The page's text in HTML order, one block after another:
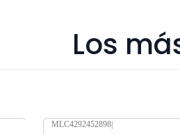
Los
MLC4292452898